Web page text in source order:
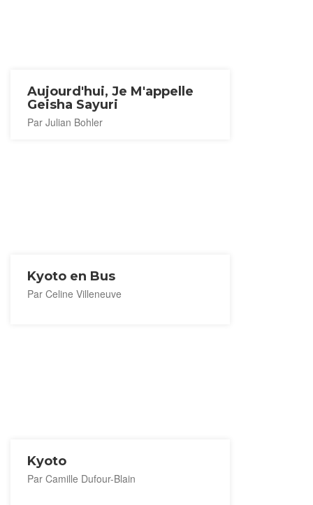
Aujourd'hui, Je M'appelle
Geisha Sayuri
Par Julian Bohler
Kyoto en Bus
Par Celine Villeneuve
Kyoto
Par Camille Dufour-Blain